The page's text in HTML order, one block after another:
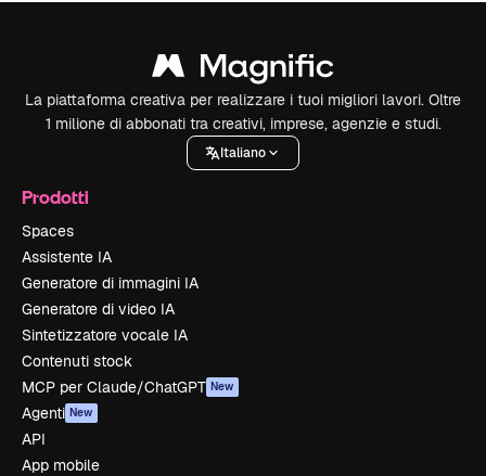
La piattaforma creativa per realizzare i tuoi migliori lavori. Oltre
1 milione di abbonati tra creativi, imprese, agenzie e studi.
Italiano
Prodotti
Spaces
Assistente IA
Generatore di immagini IA
Generatore di video IA
Sintetizzatore vocale IA
Contenuti stock
MCP per Claude/ChatGPT New
Agenti New
API
App mobile